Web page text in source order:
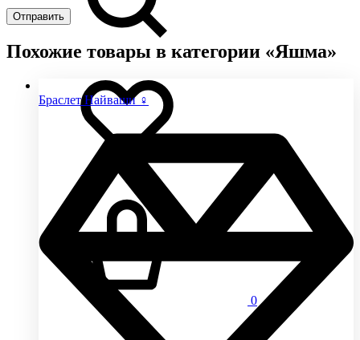
0
Похожие товары в категории «Яшма»
Браслет Найваши ♀